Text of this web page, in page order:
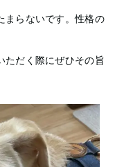
まらないです。性格の
ただく際にぜひその旨